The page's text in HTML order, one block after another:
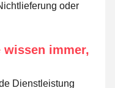
oder
wissen immer,
Dienstleistung